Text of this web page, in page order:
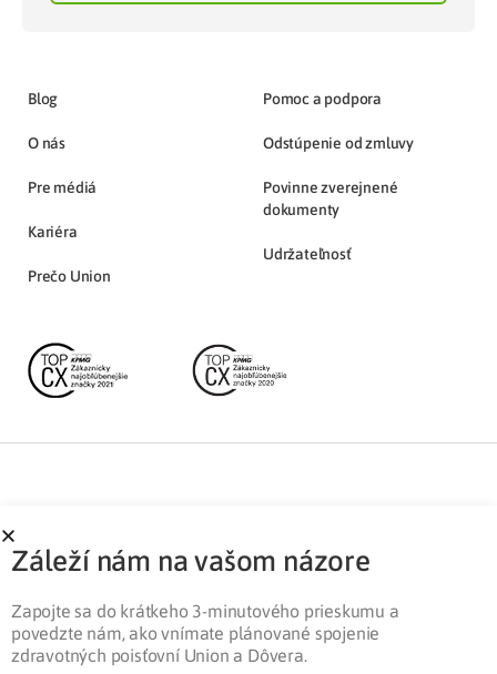
Blog
O nás
Pre médiá
Kariéra
Prečo Union
Pomoc a podpora
Odstúpenie od zmluvy
Povinne zverejnené
dokumenty
Udržateľnosť
Partnerská zóna Ochrana osobných údajov
Záleží nám na vašom názore
Zapojte sa do krátkeho 3-minutového prieskumu a
povedzte nám, ako vnímate plánované spojenie
zdravotných poisťovní Union a Dôvera.